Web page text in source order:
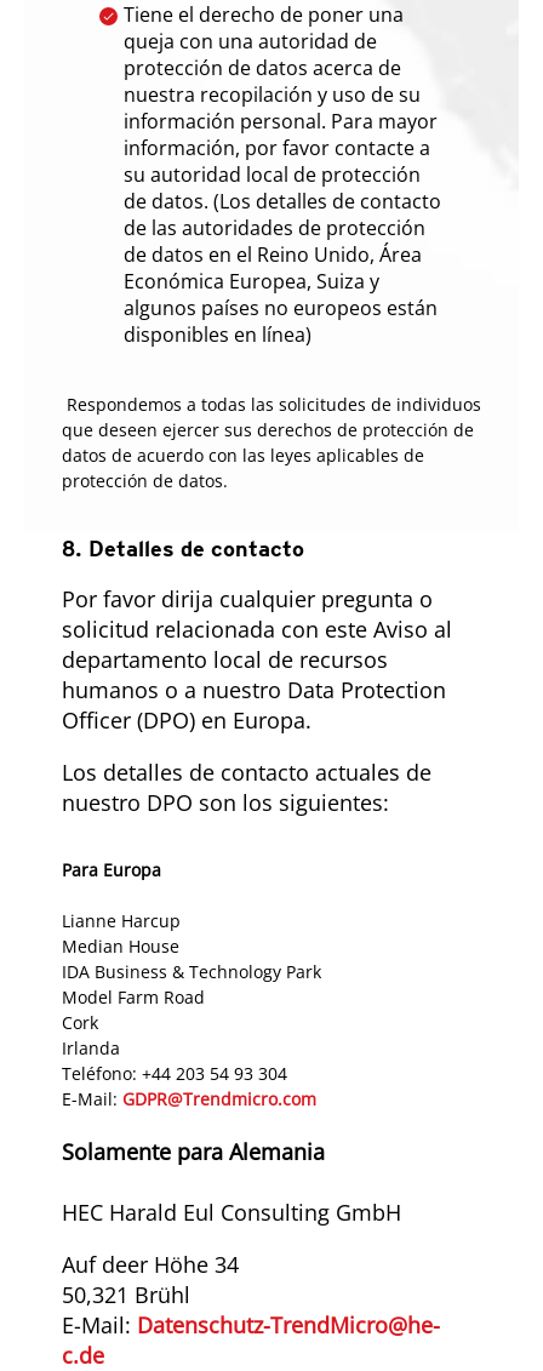
Tiene el derecho de poner una
queja con una autoridad de
protección de datos acerca de
nuestra recopilación y uso de su
información personal. Para mayor
información, por favor contacte a
su autoridad local de protección
de datos. (Los detalles de contacto
de las autoridades de protección
de datos en el Reino Unido, Área
Económica Europea, Suiza y
algunos países no europeos están
disponibles en línea)
Respondemos a todas las solicitudes de individuos
que deseen ejercer sus derechos de protección de
datos de acuerdo con las leyes aplicables de
protección de datos.
8. Detalles de contacto
Por favor dirija cualquier pregunta o
solicitud relacionada con este Aviso al
departamento local de recursos
humanos o a nuestro Data Protection
Officer (DPO) en Europa.
Los detalles de contacto actuales de
nuestro DPO son los siguientes:
Para Europa
Lianne Harcup
Median House
IDA Business & Technology Park
Model Farm Road
Cork
Irlanda
Teléfono: +44 203 54 93 304
E-Mail: GDPR@Trendmicro.com
Solamente para Alemania
HEC Harald Eul Consulting GmbH
Auf deer Höhe 34
50,321 Brühl
E-Mail: Datenschutz-TrendMicro@he-
c.de